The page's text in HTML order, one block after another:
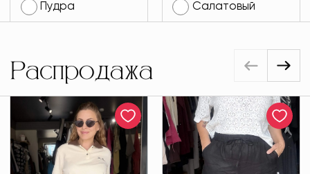
Пудра Салатовый
Распродажа